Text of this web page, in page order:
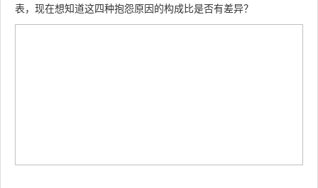
表，现在想知道这四种抱怨原因的构成比是否有差异？